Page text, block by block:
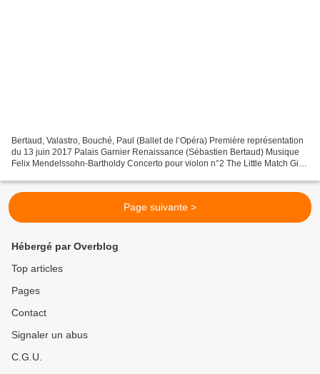
Bertaud, Valastro, Bouché, Paul (Ballet de l’Opéra) Première représentation
du 13 juin 2017 Palais Garnier Renaissance (Sébastien Bertaud) Musique
Felix Mendelssohn-Bartholdy Concerto pour violon n°2 The Little Match Girl
Page suivante >
Hébergé par Overblog
Top articles
Pages
Contact
Signaler un abus
C.G.U.